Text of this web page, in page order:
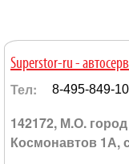
Superstor-ru -
Тел: 8-495-849-
142172, М.О.
Космонавтов 1А,